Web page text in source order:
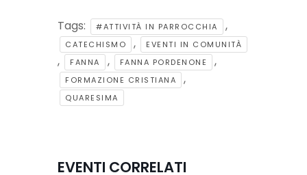
Tags: #ATTIVITÀ IN PARROCCHIA ,
CATECHISMO , EVENTI IN COMUNITÀ
, FANNA , FANNA PORDENONE ,
FORMAZIONE CRISTIANA ,
QUARESIMA
EVENTI CORRELATI